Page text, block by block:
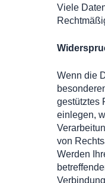
Viele
Wenn die
gestütztes
einlegen,
von
Werden